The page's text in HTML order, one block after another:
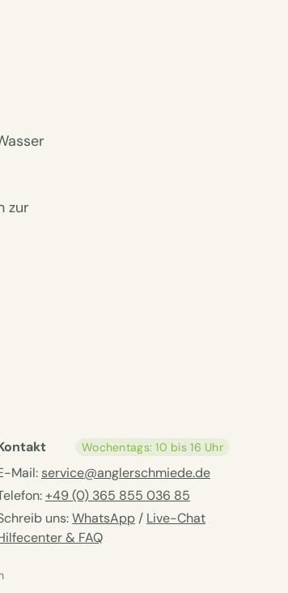
zur
Wochentags: 10 bis 16 Uhr
Mail: service@anglerschmiede.de
+49 (0) 365 855 036 85
uns:WhatsApp/ Live-Chat
& FAQ